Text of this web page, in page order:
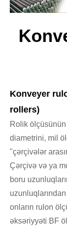
Konveyer
rollers)
Rolik
diametrini, mil
"çərçivələr
Çərçivə və ya
boru
onların rulon
əksəriyyəti BF